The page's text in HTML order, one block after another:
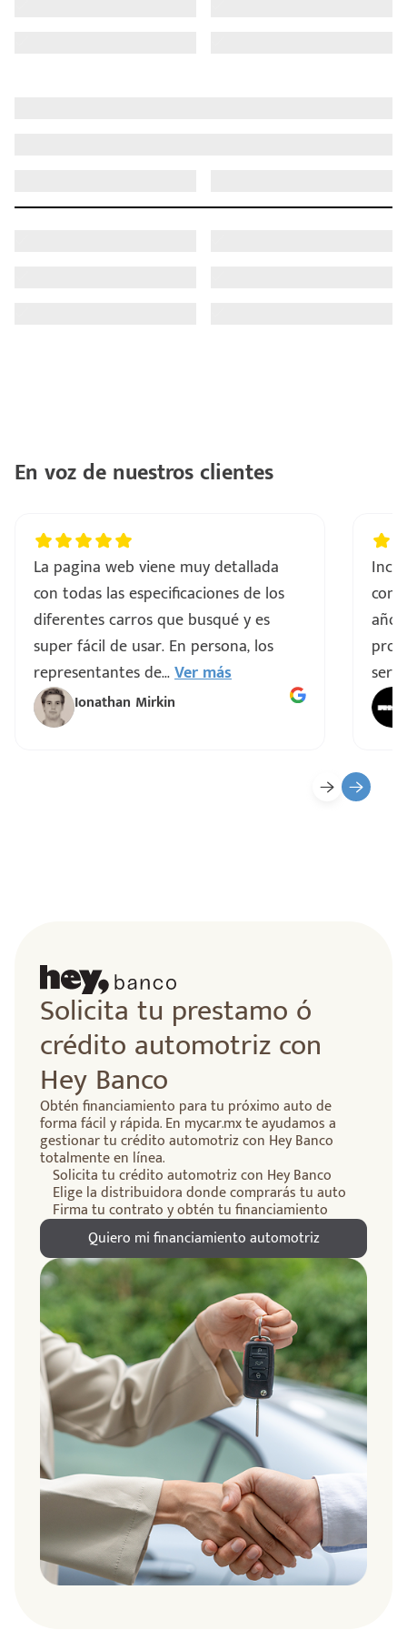
En voz de nuestros clientes
La pagina web viene muy detallada
con todas las especificaciones de los
diferentes carros que busqué y es
super fácil de usar. En persona, los
representantes de...Ver más
Ionathan Mirkin
Solicita tu prestamo ó
crédito automotriz con
Hey Banco
Obtén financiamiento para tu próximo auto de
forma fácil y rápida. En mycar.mx te ayudamos a
gestionar tu crédito automotriz con Hey Banco
totalmente en línea.
Solicita tu crédito automotriz con Hey Banco
Elige la distribuidora donde comprarás tu auto
Firma tu contrato y obtén tu financiamiento
Quiero mi financiamiento automotriz